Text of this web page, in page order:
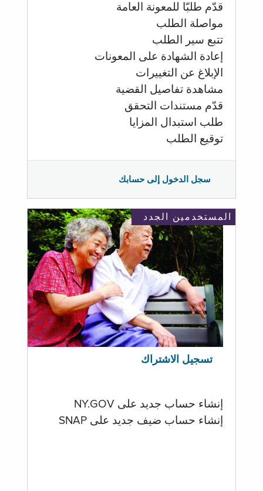
قدّم طلبّا للمعونة العامة
مواصلة الطلب
تتبع سير الطلب
إعادة الشهادة على المعونات
الإبلاغ عن التغييرات
مشاهدة تفاصيل القضية
قدّم مستندات التحقق
طلب استبدال المزايا
توقيع الطلب
سجل الدخول إلى حسابك
المستخدمين الجدد
تسجيل الاشتراك
إنشاء حساب جديد على NY.GOV
إنشاء حساب ضيف جديد على SNAP